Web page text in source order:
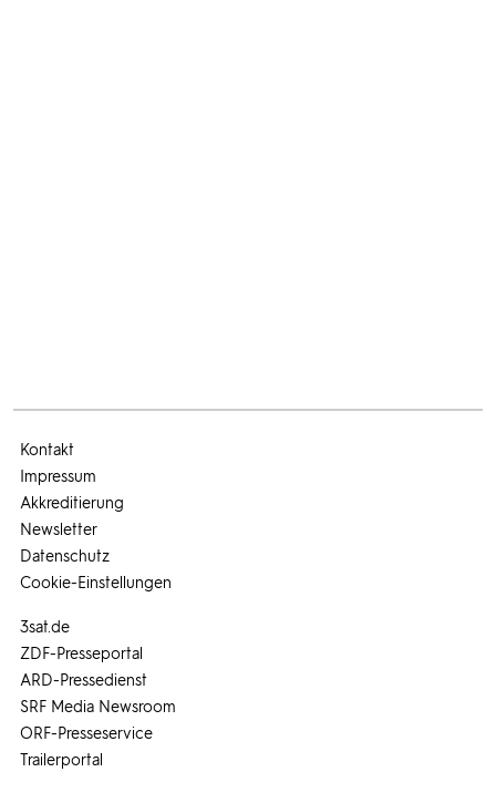
3sat.de
ZDF-Presseportal
ARD-Pressedienst
SRF Media Newsroom
ORF-Presseservice
Trailerportal
Kontakt
Impressum
Akkreditierung
Newsletter
Datenschutz
Cookie-Einstellungen